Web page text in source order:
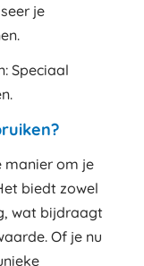
je
Speciaal
manier om je
biedt zowel
wat bijdraagt
Of je nu